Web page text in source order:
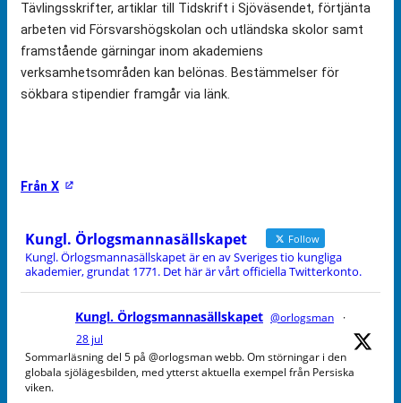
Tävlingsskrifter, artiklar till Tidskrift i Sjöväsendet, förtjänta
arbeten vid Försvarshögskolan och utländska skolor samt
framstående gärningar inom akademiens
verksamhetsområden kan belönas. Bestämmelser för
sökbara stipendier framgår via länk.
Från X
Kungl. Örlogsmannasällskapet Follow
Kungl. Örlogsmannasällskapet är en av Sveriges tio kungliga
akademier, grundat 1771. Det här är vårt officiella Twitterkonto.
Kungl. Örlogsmannasällskapet @orlogsman
·
28 jul
Sommarläsning del 5 på @orlogsman webb. Om störningar i den
globala sjölägesbilden, med ytterst aktuella exempel från Persiska
viken.